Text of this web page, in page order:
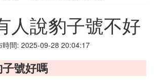
人說豹子號不好
時間: 2025-09-28 20:04:17
號好嗎